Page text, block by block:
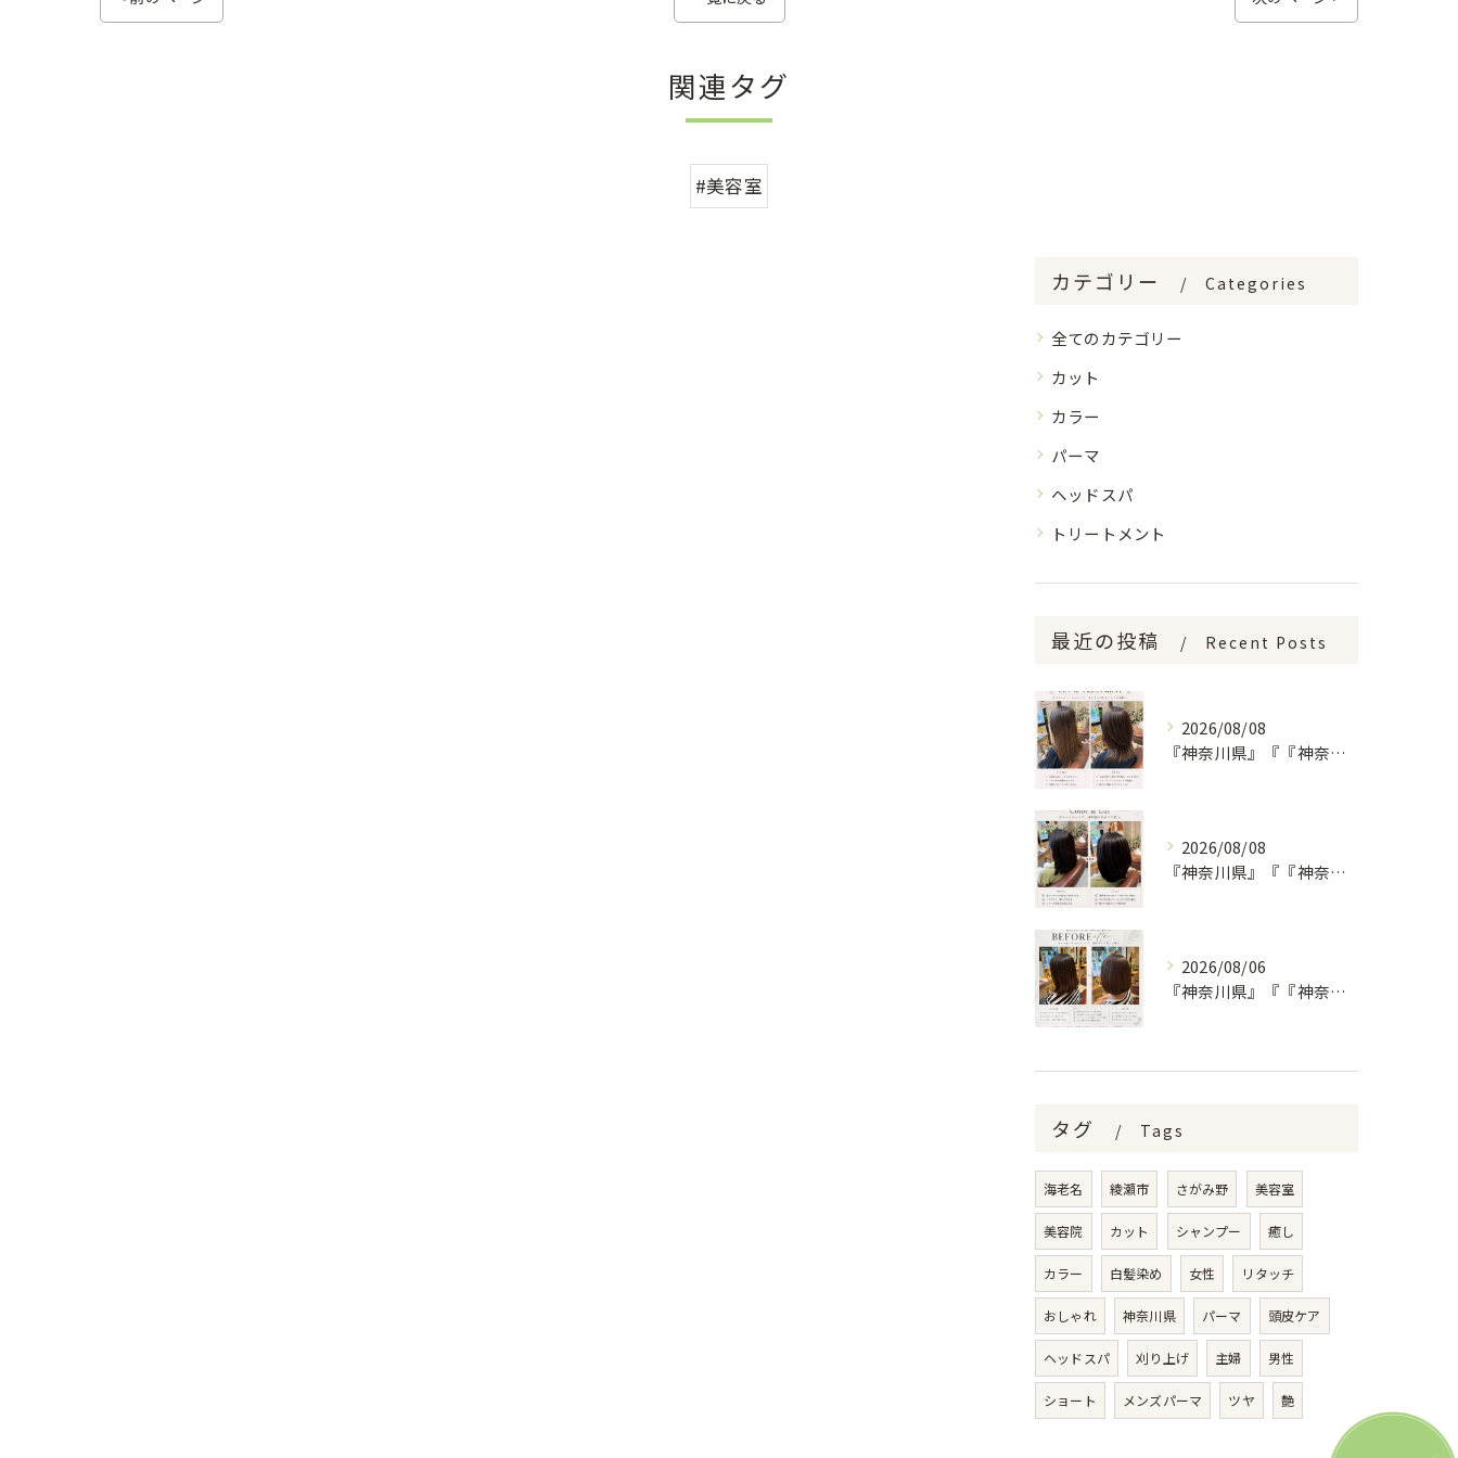
関連タグ
#美容室
カテゴリー Categories
全てのカテゴリー
カット
カラー
パーマ
ヘッドスパ
トリートメント
最近の投稿 Recent Posts
2026/08/08
『神奈川県』『『神奈川県』『綾瀬市』『海老名市』『美容室』
2026/08/08
『神奈川県』『『神奈川県』『綾瀬市』『海老名市』『美容室』
2026/08/06
『神奈川県』『『神奈川県』『綾瀬市』『海老名市』『美容室』
タグ Tags
海老名 綾瀬市 さがみ野 美容室
美容院 カット シャンプー 癒し
カラー 白髪染め 女性 リタッチ
おしゃれ 神奈川県 パーマ 頭皮ケア
ヘッドスパ 刈り上げ 主婦 男性
ショート メンズパーマ ツヤ 艶